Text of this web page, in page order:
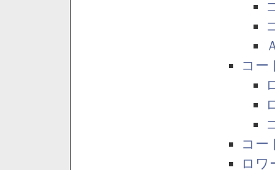
コー
コー
ロワ